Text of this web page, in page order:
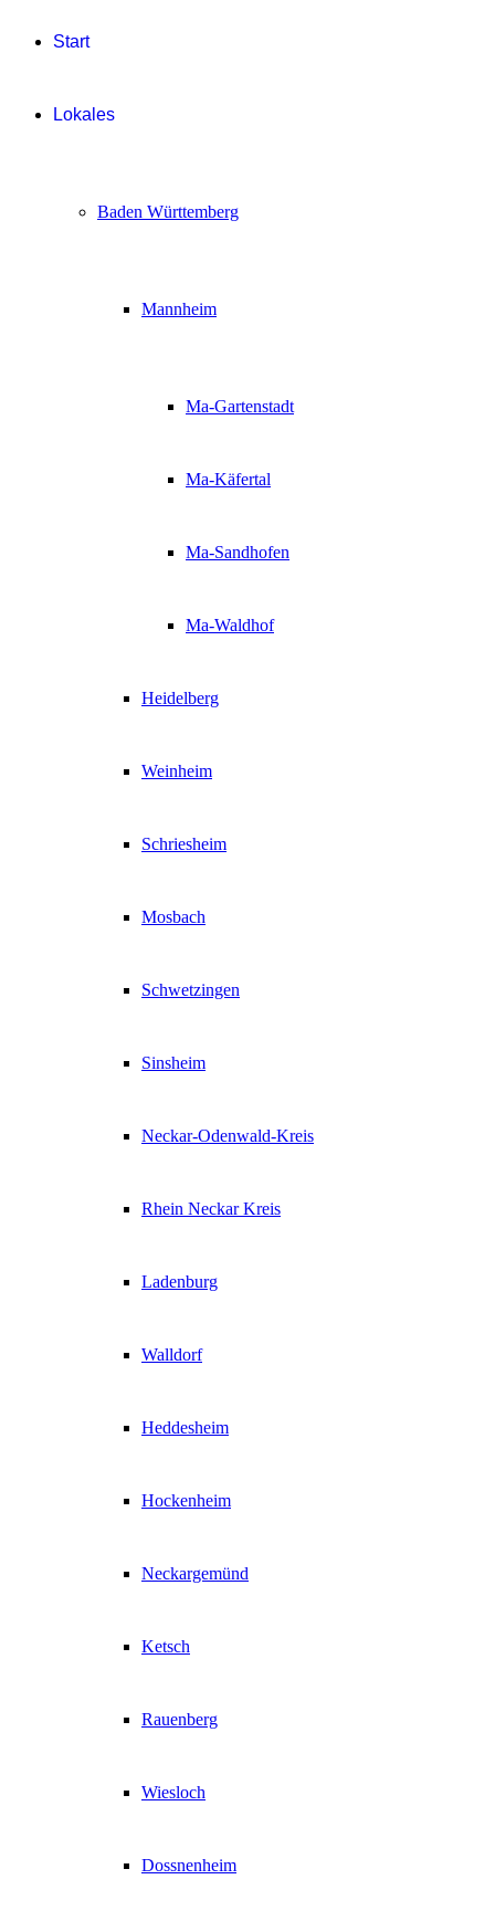
Start
Lokales
Baden Württemberg
Mannheim
Ma-Gartenstadt
Ma-Käfertal
Ma-Sandhofen
Ma-Waldhof
Heidelberg
Weinheim
Schriesheim
Mosbach
Schwetzingen
Sinsheim
Neckar-Odenwald-Kreis
Rhein Neckar Kreis
Ladenburg
Walldorf
Heddesheim
Hockenheim
Neckargemünd
Ketsch
Rauenberg
Wiesloch
Dossnenheim